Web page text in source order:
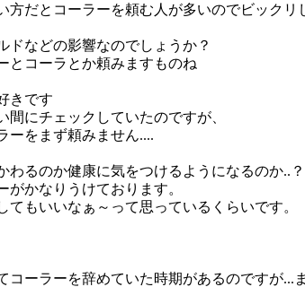
方だとコーラーを頼む人が多いのでビックリ
ドなどの影響なのでしょうか？
とコーラとか頼みますものね
きです
間にチェックしていたのですが、
ーをまず頼みません....
わるのか健康に気をつけるようになるのか..？
がかなりうけております。
てもいいなぁ～って思っているくらいです。
コーラーを辞めていた時期があるのですが...